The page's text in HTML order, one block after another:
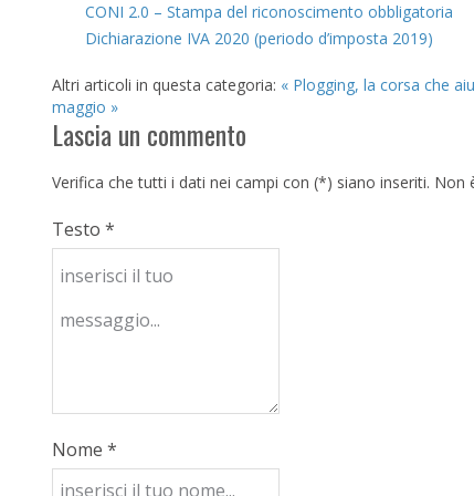
CONI 2.0 – Stampa del riconoscimento obbligatoria
Dichiarazione IVA 2020 (periodo d’imposta 2019)
Altri articoli in questa categoria: « Plogging, la corsa che
maggio »
Lascia un commento
Verifica che tutti i dati nei campi con (*) siano inseriti.
Testo *
Nome *